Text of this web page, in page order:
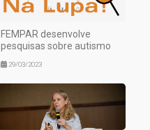
FEMPAR desenvolve
pesquisas sobre autismo
29/03/2023